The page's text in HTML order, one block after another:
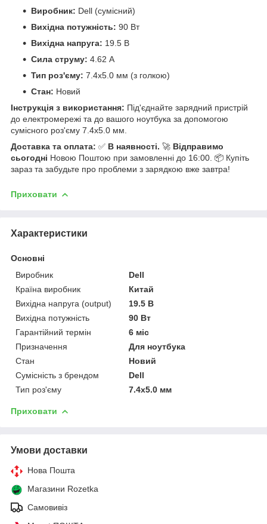
Виробник: Dell (сумісний)
Вихідна потужність: 90 Вт
Вихідна напруга: 19.5 В
Сила струму: 4.62 А
Тип роз'єму: 7.4x5.0 мм (з голкою)
Стан: Новий
Інструкція з використання: Під'єднайте зарядний пристрій
до електромережі та до вашого ноутбука за допомогою
сумісного роз'єму 7.4x5.0 мм.
Доставка та оплата: ✅ В наявності. 🚀 Відправимо
сьогодні Новою Поштою при замовленні до 16:00. 📦 Купіть
зараз та забудьте про проблеми з зарядкою вже завтра!
Приховати
Характеристики
Основні
Виробник
Dell
Країна виробник
Китай
Вихідна напруга (output)
19.5 В
Вихідна потужність
90 Вт
Гарантійний термін
6 міс
Призначення
Для ноутбука
Стан
Новий
Сумісність з брендом
Dell
Тип роз'єму
7.4x5.0 мм
Приховати
Умови доставки
Нова Пошта
Магазини Rozetka
Самовивіз